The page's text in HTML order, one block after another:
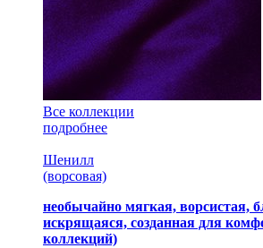
Все коллекции
подробнее
Шенилл
(ворсовая)
необычайно мягкая, ворсистая,
искрящаяся, созданная для
коллекций)